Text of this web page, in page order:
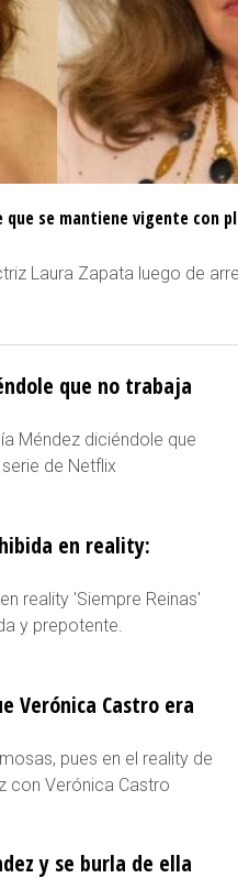
que se mantiene vigente con
Laura Zapata luego de
que no trabaja
Méndez diciéndole que
de Netflix
en reality:
reality 'Siempre Reinas'
y prepotente.
Verónica Castro era
pues en el reality de
con Verónica Castro
y se burla de ella